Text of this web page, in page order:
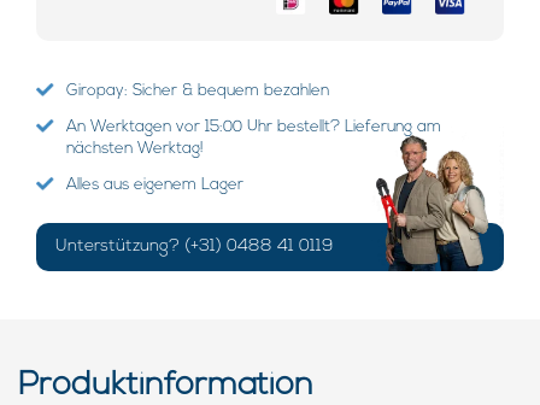
Giropay: Sicher & bequem bezahlen
An Werktagen vor 15:00 Uhr bestellt? Lieferung am
nächsten Werktag!
Alles aus eigenem Lager
Unterstützung? (+31) 0488 41 0119
Produktinformation